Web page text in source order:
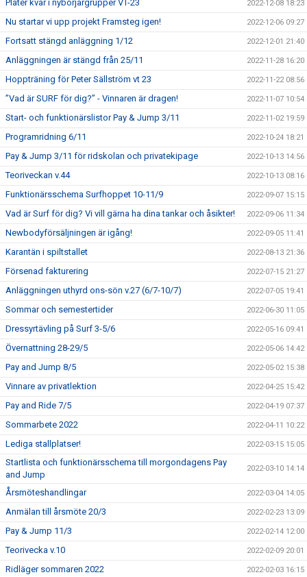
Plater kvar i nybörjargrupper VT-23 2022-12-08 18:23
Nu startar vi upp projekt Framsteg igen! 2022-12-06 09:27
Fortsatt stängd anläggning 1/12 2022-12-01 21:40
Anläggningen är stängd från 25/11 2022-11-28 16:20
Hoppträning för Peter Sällström vt 23 2022-11-22 08:56
”Vad är SURF för dig?” - Vinnaren är dragen! 2022-11-07 10:54
Start- och funktionärslistor Pay & Jump 3/11 2022-11-02 19:59
Programridning 6/11 2022-10-24 18:21
Pay & Jump 3/11 för ridskolan och privatekipage 2022-10-13 14:56
Teoriveckan v.44 2022-10-13 08:16
Funktionärsschema Surfhoppet 10-11/9 2022-09-07 15:15
Vad är Surf för dig? Vi vill gärna ha dina tankar och åsikter! 2022-09-06 11:34
Newbodyförsäljningen är igång! 2022-09-05 11:41
Karantän i spiltstallet 2022-08-13 21:36
Försenad fakturering 2022-07-15 21:27
Anläggningen uthyrd ons-sön v.27 (6/7-10/7) 2022-07-05 19:41
Sommar och semestertider 2022-06-30 11:05
Dressyrtävling på Surf 3-5/6 2022-05-16 09:41
Övernattning 28-29/5 2022-05-06 14:42
Pay and Jump 8/5 2022-05-02 15:38
Vinnare av privatlektion 2022-04-25 15:42
Pay and Ride 7/5 2022-04-19 07:37
Sommarbete 2022 2022-04-11 10:22
Lediga stallplatser! 2022-03-15 15:05
Startlista och funktionärsschema till morgondagens Pay
and Jump
2022-03-10 14:14
Årsmöteshandlingar 2022-03-04 14:05
Anmälan till årsmöte 20/3 2022-02-23 13:09
Pay & Jump 11/3 2022-02-14 12:00
Teorivecka v.10 2022-02-09 20:01
Ridläger sommaren 2022 2022-02-03 16:15